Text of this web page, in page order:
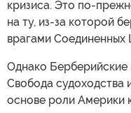
кризиса. Это по-
на ту, из-за которой
врагами Соединенных
Однако Берберийские
Свобода судоходства
основе роли Америки